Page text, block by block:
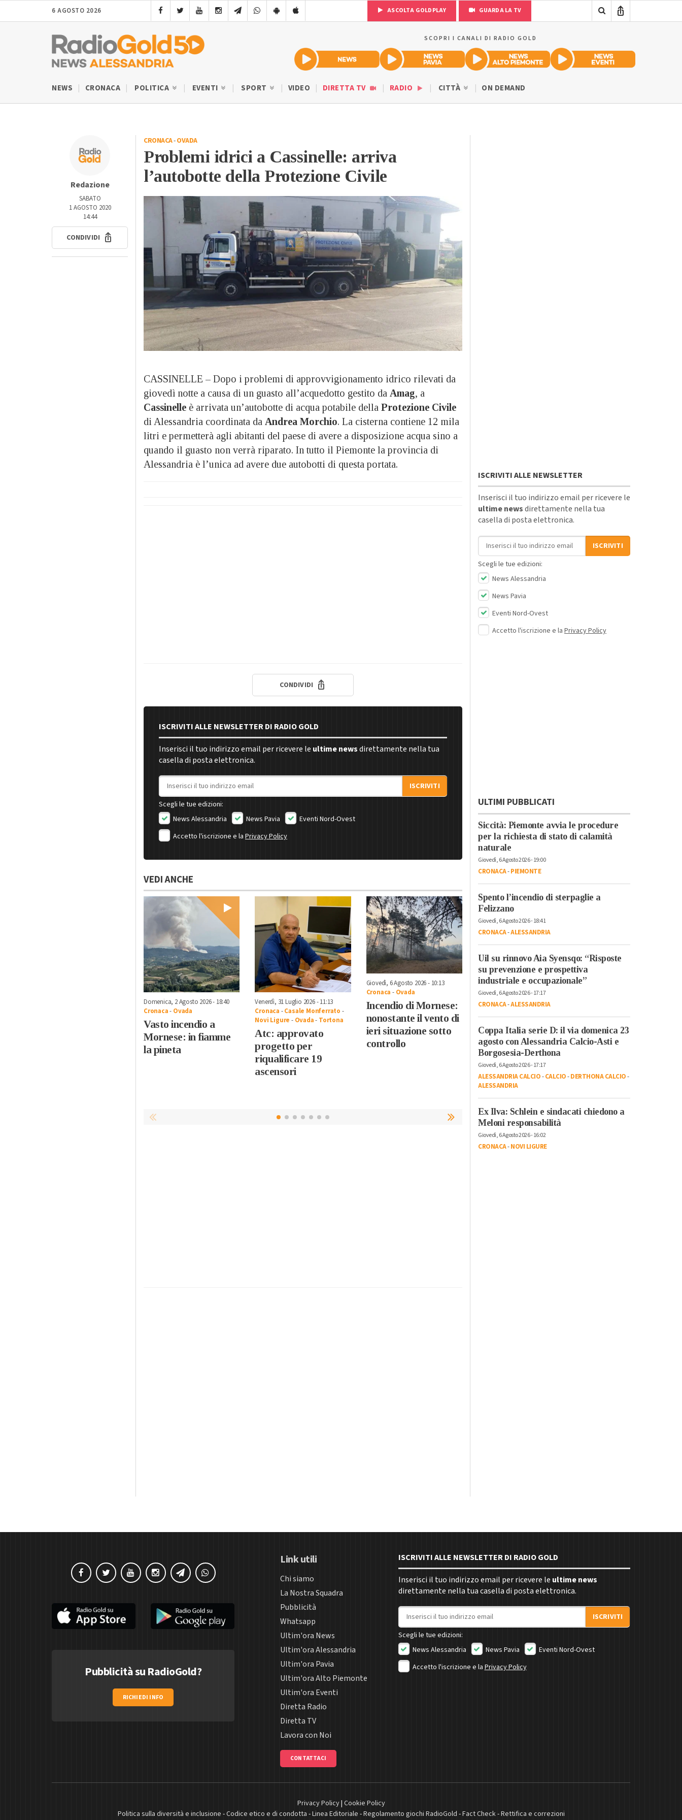
6 AGOSTO 2026 ASCOLTA GOLDPLAY GUARDA LA TV
SCOPRI I CANALI DI RADIO GOLD
NEWS CRONACA POLITICA EVENTI SPORT VIDEO DIRETTA TV RADIO CITTÀ ON DEMAND
Redazione
SABATO
1 AGOSTO 2020
14:44
CONDIVIDI
CRONACA-OVADA
Problemi idrici a Cassinelle: arriva
l’autobotte della Protezione Civile
CASSINELLE – Dopo i problemi di approvvigionamento idrico rilevati da
giovedì notte a causa di un guasto all’acquedotto gestito da Amag, a
Cassinelle è arrivata un’autobotte di acqua potabile della Protezione Civile
di Alessandria coordinata da Andrea Morchio. La cisterna contiene 12 mila
litri e permetterà agli abitanti del paese di avere a disposizione acqua sino a
quando il guasto non verrà riparato. In tutto il Piemonte la provincia di
Alessandria è l’unica ad avere due autobotti di questa portata.
CONDIVIDI
ISCRIVITI ALLE NEWSLETTER DI RADIO GOLD
Inserisci il tuo indirizzo email per ricevere le ultime newsdirettamente nella tua
casella di posta elettronica.
Indirizzo email
ISCRIVITI
Scegli le tue edizioni:
News Alessandria
News Pavia
Eventi Nord-Ovest
Accetto l'iscrizione e la Privacy Policy
VEDI ANCHE
Domenica, 2 Agosto 2026 - 18:40
Cronaca- Ovada
Vasto incendio a
Mornese: in fiamme
la pineta
Venerdì, 31 Luglio 2026 - 11:13
Cronaca -Casale Monferrato -
Novi Ligure - Ovada- Tortona
Atc: approvato
progetto per
riqualificare 19
ascensori
Giovedì, 6 Agosto 2026 - 10:13
Cronaca - Ovada
Incendio di Mornese:
nonostante il vento di
ieri situazione sotto
controllo
Martedì, 4 Agosto 2026 - 05:14
L’Altro Monferrato
2026 viaggia tra
teatro, natura e
borghi: tutti i 17
appuntamenti
A Mornese incendio
domato ma il lavoro
ISCRIVITI ALLE NEWSLETTER
Inserisci il tuo indirizzo email per ricevere le
ultime newsdirettamente nella tua
casella di posta elettronica.
Indirizzo email
ISCRIVITI
Scegli le tue edizioni:
News Alessandria
News Pavia
Eventi Nord-Ovest
Accetto l'iscrizione e la Privacy Policy
ULTIMI PUBBLICATI
Siccità: Piemonte avvia le procedure
per la richiesta di stato di calamità
naturale
Giovedì, 6 Agosto 2026 - 19:00
CRONACA-PIEMONTE
Spento l’incendio di sterpaglie a
Felizzano
Giovedì, 6 Agosto 2026 - 18:41
CRONACA-ALESSANDRIA
Uil su rinnovo Aia Syensqo: “Risposte
su prevenzione e prospettiva
industriale e occupazionale”
Giovedì, 6 Agosto 2026 - 17:17
CRONACA-ALESSANDRIA
Coppa Italia serie D: il via domenica 23
agosto con Alessandria Calcio-Asti e
Borgosesia-Derthona
Giovedì, 6 Agosto 2026 - 17:17
ALESSANDRIA CALCIO-CALCIO-DERTHONA CALCIO-
ALESSANDRIA
Ex Ilva: Schlein e sindacati chiedono a
Meloni responsabilità
Giovedì, 6 Agosto 2026 - 16:02
CRONACA-NOVI LIGURE
Pubblicità su RadioGold?
RICHIEDI INFO
Link utili
Chi siamo
La Nostra Squadra
Pubblicità
Whatsapp
Ultim'ora News
Ultim'ora Alessandria
Ultim'ora Pavia
Ultim'ora Alto Piemonte
Ultim'ora Eventi
Diretta Radio
Diretta TV
Lavora con Noi
CONTATTACI
ISCRIVITI ALLE NEWSLETTER DI RADIO GOLD
Inserisci il tuo indirizzo email per ricevere le ultime news
direttamente nella tua casella di posta elettronica.
Indirizzo email
ISCRIVITI
Scegli le tue edizioni:
News Alessandria
News Pavia
Eventi Nord-Ovest
Accetto l'iscrizione e laPrivacy Policy
Privacy Policy| Cookie Policy
Politica sulla diversità e inclusione -Codice etico e di condotta -Linea Editoriale -Regolamento giochi RadioGold -Fact Check-Rettifica e correzioni